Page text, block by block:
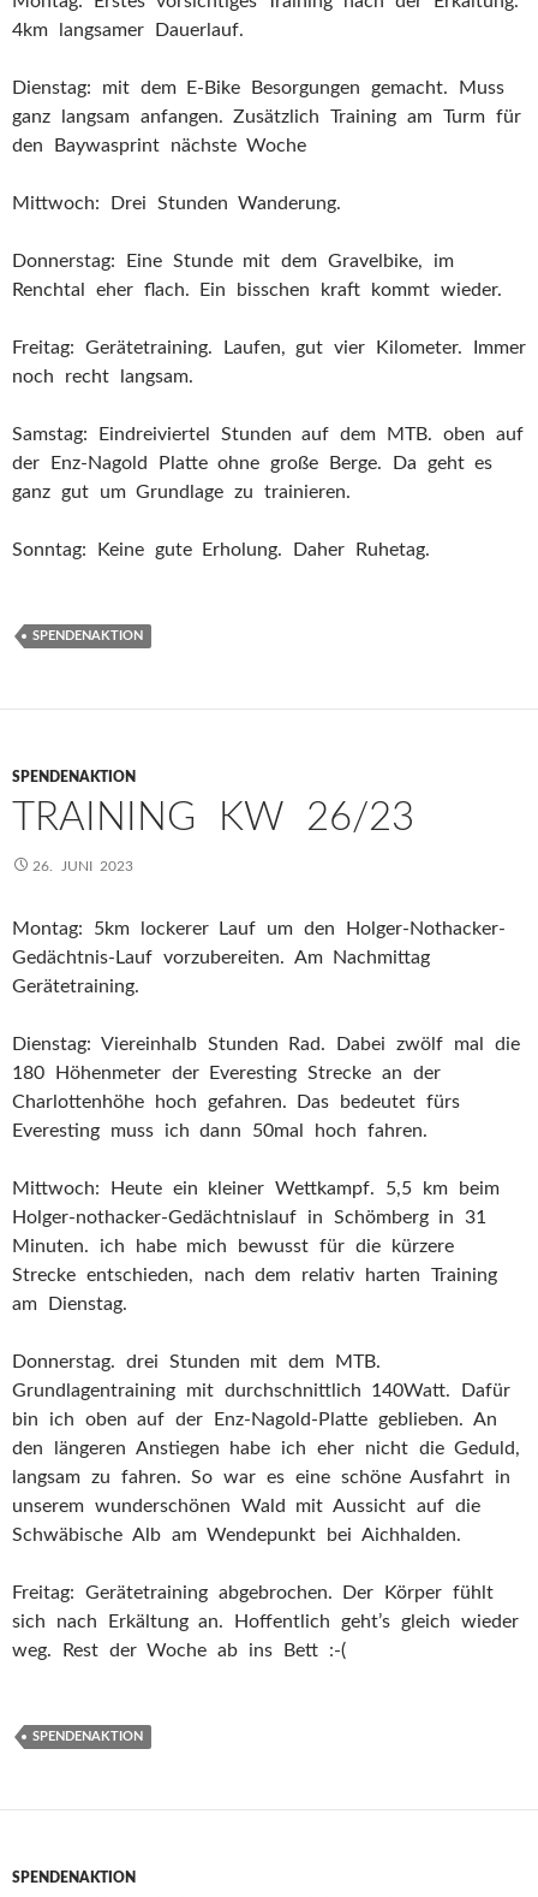
4km langsamer Dauerlauf.
Dienstag: mit dem E-Bike Besorgungen gemacht. Muss
ganz langsam anfangen. Zusätzlich Training am Turm für
den Baywasprint nächste Woche
Mittwoch: Drei Stunden Wanderung.
Donnerstag: Eine Stunde mit dem Gravelbike, im
Renchtal eher flach. Ein bisschen kraft kommt wieder.
Freitag: Gerätetraining. Laufen, gut vier Kilometer. Immer
noch recht langsam.
Samstag: Eindreiviertel Stunden auf dem MTB. oben auf
der Enz-Nagold Platte ohne große Berge. Da geht es
ganz gut um Grundlage zu trainieren.
Sonntag: Keine gute Erholung. Daher Ruhetag.
SPENDENAKTION
SPENDENAKTION
TRAINING KW 26/23
26. JUNI 2023
Montag: 5km lockerer Lauf um den Holger-Nothacker-
Gedächtnis-Lauf vorzubereiten. Am Nachmittag
Gerätetraining.
Dienstag: Viereinhalb Stunden Rad. Dabei zwölf mal die
180 Höhenmeter der Everesting Strecke an der
Charlottenhöhe hoch gefahren. Das bedeutet fürs
Everesting muss ich dann 50mal hoch fahren.
Mittwoch: Heute ein kleiner Wettkampf. 5,5 km beim
Holger-nothacker-Gedächtnislauf in Schömberg in 31
Minuten. ich habe mich bewusst für die kürzere
Strecke entschieden, nach dem relativ harten Training
am Dienstag.
Donnerstag. drei Stunden mit dem MTB.
Grundlagentraining mit durchschnittlich 140Watt. Dafür
bin ich oben auf der Enz-Nagold-Platte geblieben. An
den längeren Anstiegen habe ich eher nicht die Geduld,
langsam zu fahren. So war es eine schöne Ausfahrt in
unserem wunderschönen Wald mit Aussicht auf die
Schwäbische Alb am Wendepunkt bei Aichhalden.
Freitag: Gerätetraining abgebrochen. Der Körper fühlt
sich nach Erkältung an. Hoffentlich geht’s gleich wieder
weg. Rest der Woche ab ins Bett :-(
SPENDENAKTION
SPENDENAKTION